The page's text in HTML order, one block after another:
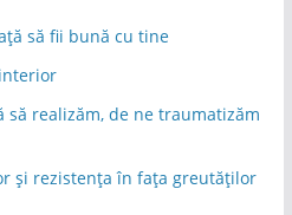
să fii bună cu tine
să realizăm, de ne traumatizăm
și rezistența în fața greutăților